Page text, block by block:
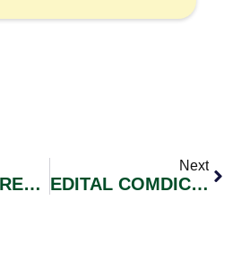
EDITAL DE PREGÃO ELETRÔNICO Nº 051/2019
Next
EDITAL COMDICA 017 NÚMEROS CANDIDATOS